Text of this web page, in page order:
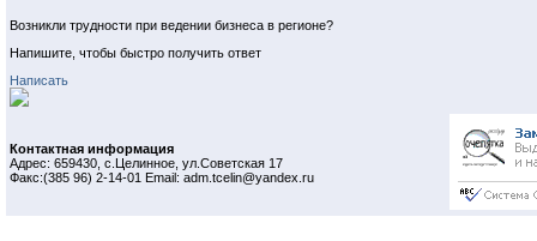
Возникли трудности при ведении бизнеса в регионе?
Напишите, чтобы быстро получить ответ
Написать
Контактная информация
Адрес: 659430, с.Целинное, ул.Советская 17
Факс:(385 96) 2-14-01 Email: adm.tcelin@yandex.ru